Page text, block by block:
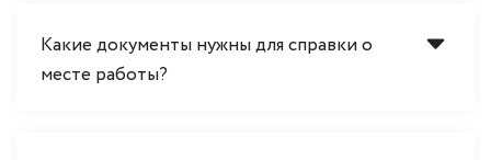
Какие документы нужны для справки о
месте работы?